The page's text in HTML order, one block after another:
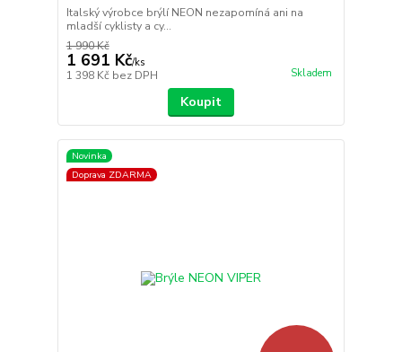
Italský výrobce brýlí NEON nezapomíná ani na
mladší cyklisty a cy...
1 990 Kč
1 691 Kč/ks
1 398 Kč bez DPH Skladem
Koupit
Novinka
Doprava ZDARMA